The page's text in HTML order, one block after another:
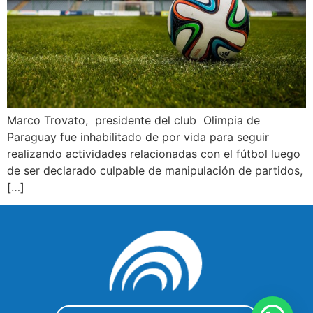
Marco Trovato, presidente del club Olimpia de
Paraguay fue inhabilitado de por vida para seguir
realizando actividades relacionadas con el fútbol luego
de ser declarado culpable de manipulación de partidos,
[…]